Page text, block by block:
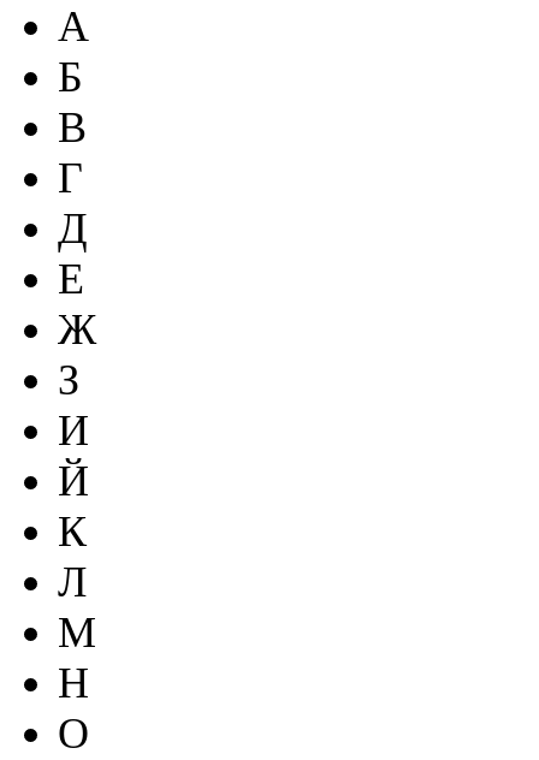
А
Б
В
Г
Д
Е
Ж
З
И
Й
К
Л
М
Н
О